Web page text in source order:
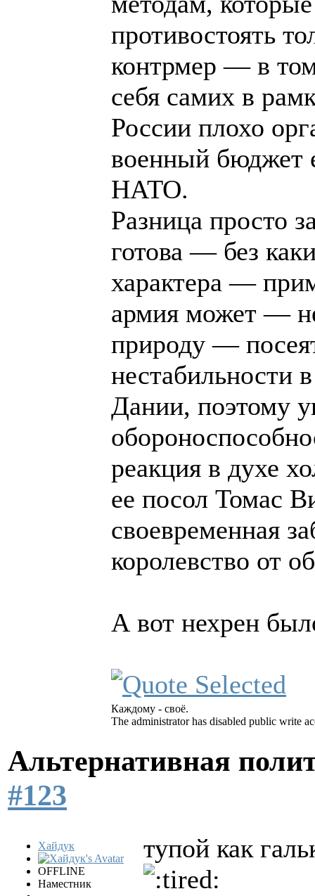
противостоять
контрмер — в
себя самих в
России плохо
военный бюджет
НАТО.
Разница просто
готова — без
характера —
армия может —
природу —
нестабильности
Дании, поэтому
реакция в духе
ее посол Томас
своевременная
королевство от
А вот нехрен
Каждому - своё.
The administrator has disabled public write
Альтернативная
#123
Хайдук
OFFLINE
Наместник
тупой как